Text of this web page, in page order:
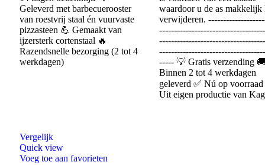
Geleverd met barbecuerooster
van roestvrij staal én vuurvaste
pizzasteen 💪 Gemaakt van
ijzersterk cortenstaal 🔥
Razendsnelle bezorging (2 tot 4
werkdagen)
waardoor u de as makkelijk
verwijderen.
----- 💡 Gratis verzending
Binnen 2 tot 4 werkdagen
geleverd ✅ Nú op
Uit eigen productie van
Vergelijk
Quick view
Voeg toe aan favorieten